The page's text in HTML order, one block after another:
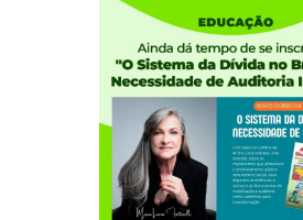
mercado. Ela acredita que o Brasil
latinos-americanos tenha feito a
O problema, aponta a auditora
de Nova York determina que
valor se não for cobrada ao longo
do que era devido já estava